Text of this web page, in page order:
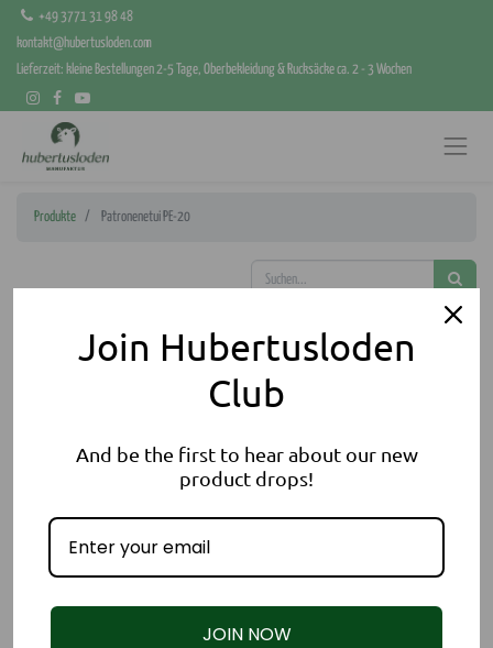
+49 3771 31 98 48
kontakt@hubertusloden.com
Lieferzeit: kleine Bestellungen 2-5 Tage, Oberbekleidung & Rucksäcke ca. 2 - 3 Wochen
Produkte Patronenetui PE-20
Join Hubertusloden
Club
And be the first to hear about our new
product drops!
JOIN NOW